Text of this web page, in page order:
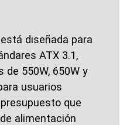
diseñada para
ATX 3.1,
de 550W, 650W y
usuarios
que
alimentación